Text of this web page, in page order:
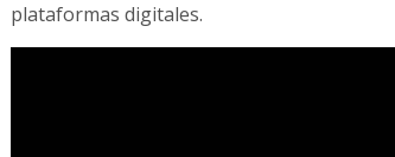
plataformas digitales.